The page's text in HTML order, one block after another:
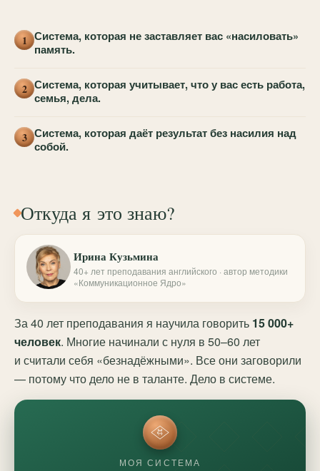
1 Система, которая не заставляет вас «насиловать»
память.
2 Система, которая учитывает, что у вас есть работа,
семья, дела.
3 Система, которая даёт результат без насилия над
собой.
Откуда я это знаю?
Ирина Кузьмина
40+ лет преподавания английского · автор методики
«Коммуникационное Ядро»
За 40 лет преподавания я научила говорить 15 000+
человек. Многие начинали с нуля в 50–60 лет
и считали себя «безнадёжными». Все они заговорили
— потому что дело не в таланте. Дело в системе.
МОЯ СИСТЕМА